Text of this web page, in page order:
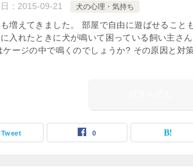
： 2015-09-21 犬の心理・気持ち
増えてきました。 部屋で自由に遊ばせること
入れたときに犬が鳴いて困っている飼い主さ
ージの中で鳴くのでしょうか? その原因と対
Tweet 0